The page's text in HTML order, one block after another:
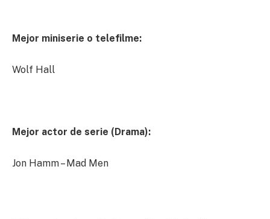
Mejor miniserie o telefilme:
Wolf Hall
Mejor actor de serie (Drama):
Jon Hamm – Mad Men